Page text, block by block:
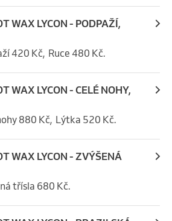
WAX LYCON - PODPAŽÍ,
420 Kč,  Ruce 480 Kč.
WAX LYCON - CELÉ NOHY,
880 Kč,  Lýtka 520 Kč.
WAX LYCON - ZVÝŠENÁ
třísla 680 Kč.